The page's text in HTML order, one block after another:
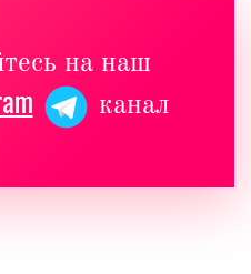
на наш
канал